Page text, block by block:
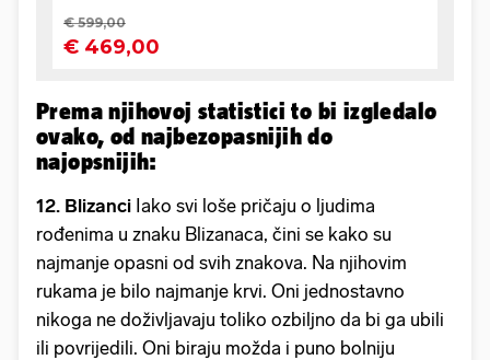
Prema njihovoj statistici to bi izgledalo
ovako, od najbezopasnijih do
najopsnijih:
12. Blizanci Iako svi loše pričaju o ljudima
rođenima u znaku Blizanaca, čini se kako su
najmanje opasni od svih znakova. Na njihovim
rukama je bilo najmanje krvi. Oni jednostavno
nikoga ne doživljavaju toliko ozbiljno da bi ga ubili
ili povrijedili. Oni biraju možda i puno bolniju